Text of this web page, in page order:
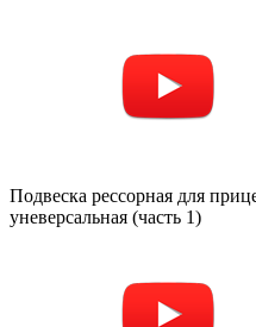
Подвеска рессорная для
уневерсальная (часть 1)